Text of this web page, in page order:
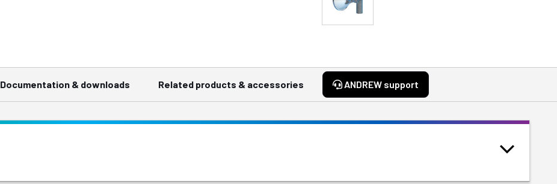
Documentation & downloads Related products & accessories ANDREW support